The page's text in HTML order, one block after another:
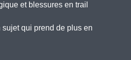
et blessures en trail
sujet qui prend de plus en